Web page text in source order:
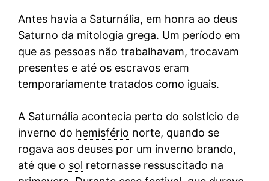
Antes havia a Saturnália, em honra ao deus
Saturno da mitologia grega. Um período em
que as pessoas não trabalhavam, trocavam
presentes e até os escravos eram
temporariamente tratados como iguais.
A Saturnália acontecia perto do solstício de
inverno do hemisfério norte, quando se
rogava aos deuses por um inverno brando,
até que o sol retornasse ressuscitado na